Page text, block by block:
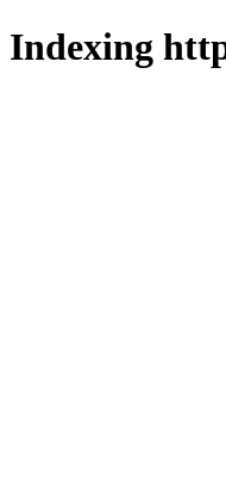
Indexing